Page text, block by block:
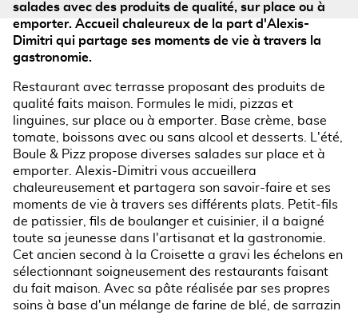
salades avec des produits de qualité, sur place ou à
emporter. Accueil chaleureux de la part d'Alexis-
Dimitri qui partage ses moments de vie à travers la
gastronomie.
Restaurant avec terrasse proposant des produits de
qualité faits maison. Formules le midi, pizzas et
linguines, sur place ou à emporter. Base crème, base
tomate, boissons avec ou sans alcool et desserts. L'été,
Boule & Pizz propose diverses salades sur place et à
emporter. Alexis-Dimitri vous accueillera
chaleureusement et partagera son savoir-faire et ses
moments de vie à travers ses différents plats. Petit-fils
de patissier, fils de boulanger et cuisinier, il a baigné
toute sa jeunesse dans l'artisanat et la gastronomie.
Cet ancien second à la Croisette a gravi les échelons en
sélectionnant soigneusement des restaurants faisant
du fait maison. Avec sa pâte réalisée par ses propres
soins à base d'un mélange de farine de blé, de sarrazin